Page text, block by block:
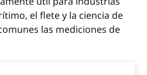
el flete y la ciencia de
las mediciones de